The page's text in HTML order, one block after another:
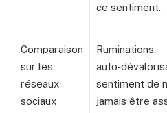
ce sentiment.
Comparaison
sur les
réseaux
sociaux
Ruminations,
sentiment de
jamais être